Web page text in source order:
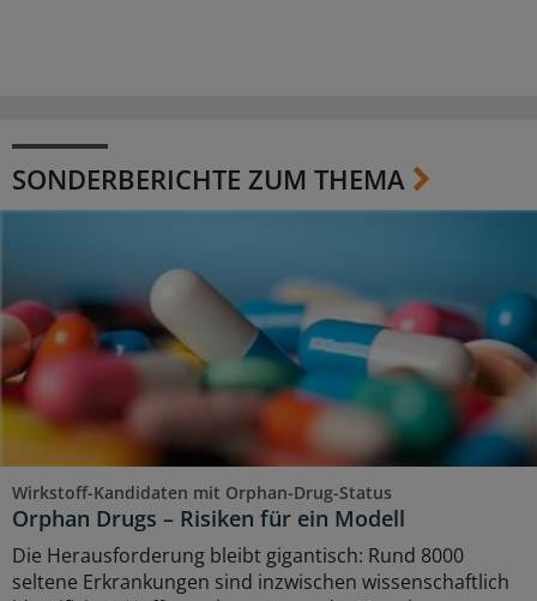
SONDERBERICHTE ZUM THEMA
Wirkstoff-Kandidaten mit Orphan-Drug-Status
Orphan Drugs – Risiken für ein Modell
Die Herausforderung bleibt gigantisch: Rund 8000
seltene Erkrankungen sind inzwischen wissenschaftlich